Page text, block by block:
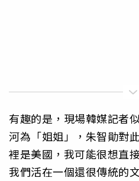
有趣的是，現場韓媒記者
河為「姐姐」，朱智勛對
裡是美國，我可能很想直
我們活在一個還很傳統的